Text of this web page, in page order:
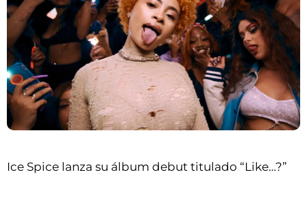
Ice Spice lanza su álbum debut titulado “Like…?”